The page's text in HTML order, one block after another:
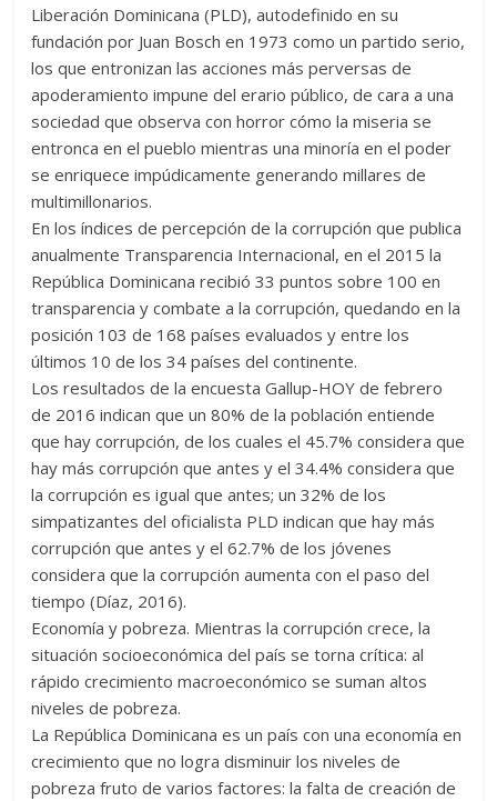
Liberación Dominicana (PLD), autodefinido en su
fundación por Juan Bosch en 1973 como un partido serio,
los que entronizan las acciones más perversas de
apoderamiento impune del erario público, de cara a una
sociedad que observa con horror cómo la miseria se
entronca en el pueblo mientras una minoría en el poder
se enriquece impúdicamente generando millares de
multimillonarios.
En los índices de percepción de la corrupción que publica
anualmente Transparencia Internacional, en el 2015 la
República Dominicana recibió 33 puntos sobre 100 en
transparencia y combate a la corrupción, quedando en la
posición 103 de 168 países evaluados y entre los
últimos 10 de los 34 países del continente.
Los resultados de la encuesta Gallup-HOY de febrero
de 2016 indican que un 80% de la población entiende
que hay corrupción, de los cuales el 45.7% considera que
hay más corrupción que antes y el 34.4% considera que
la corrupción es igual que antes; un 32% de los
simpatizantes del oficialista PLD indican que hay más
corrupción que antes y el 62.7% de los jóvenes
considera que la corrupción aumenta con el paso del
tiempo (Díaz, 2016).
Economía y pobreza. Mientras la corrupción crece, la
situación socioeconómica del país se torna crítica: al
rápido crecimiento macroeconómico se suman altos
niveles de pobreza.
La República Dominicana es un país con una economía en
crecimiento que no logra disminuir los niveles de
pobreza fruto de varios factores: la falta de creación de